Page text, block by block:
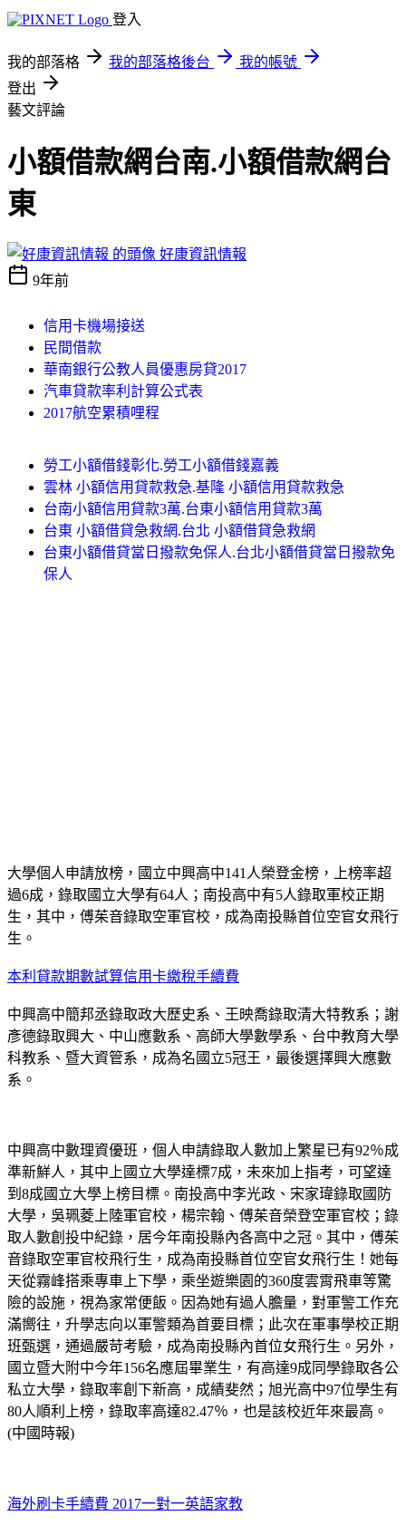
登入
我的部落格 我的部落格後台
我的帳號
登出
藝文評論
小額借款網台南.小額借款網台
東
好康資訊情報
9年前
信用卡機場接送
民間借款
華南銀行公教人員優惠房貸2017
汽車貸款率利計算公式表
2017航空累積哩程
勞工小額借錢彰化.勞工小額借錢嘉義
雲林 小額信用貸款救急.基隆 小額信用貸款救急
台南小額信用貸款3萬.台東小額信用貸款3萬
台東 小額借貸急救網.台北 小額借貸急救網
台東小額借貸當日撥款免保人.台北小額借貸當日撥款免
保人
大學個人申請放榜，國立中興高中141人榮登金榜，上榜率超
過6成，錄取國立大學有64人；南投高中有5人錄取軍校正期
生，其中，傅茱音錄取空軍官校，成為南投縣首位空官女飛行
生。
本利貸款期數試算信用卡繳稅手續費
中興高中簡邦丞錄取政大歷史系、王映喬錄取清大特教系；謝
彥德錄取興大、中山應數系、高師大學數學系、台中教育大學
科教系、暨大資管系，成為名國立5冠王，最後選擇興大應數
系。
中興高中數理資優班，個人申請錄取人數加上繁星已有92％成
準新鮮人，其中上國立大學達標7成，未來加上指考，可望達
到8成國立大學上榜目標。南投高中李光政、宋家瑋錄取國防
大學，吳珮菱上陸軍官校，楊宗翰、傅茱音榮登空軍官校；錄
取人數創投中紀錄，居今年南投縣內各高中之冠。其中，傅茱
音錄取空軍官校飛行生，成為南投縣首位空官女飛行生！她每
天從霧峰搭乘專車上下學，乘坐遊樂園的360度雲霄飛車等驚
險的設施，視為家常便飯。因為她有過人膽量，對軍警工作充
滿嚮往，升學志向以軍警類為首要目標；此次在軍事學校正期
班甄選，通過嚴苛考驗，成為南投縣內首位女飛行生。另外，
國立暨大附中今年156名應屆畢業生，有高達9成同學錄取各公
私立大學，錄取率創下新高，成績斐然；旭光高中97位學生有
80人順利上榜，錄取率高達82.47％，也是該校近年來最高。
(中國時報)
海外刷卡手續費 2017一對一英語家教